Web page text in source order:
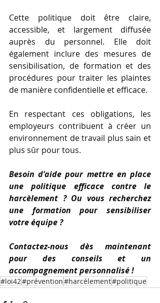
Cette politique doit être claire,
accessible, et largement diffusée
auprès du personnel. Elle doit
également inclure des mesures de
sensibilisation, de formation et des
procédures pour traiter les plaintes
de manière confidentielle et efficace.
En respectant ces obligations, les
employeurs contribuent à créer un
environnement de travail plus sain et
plus sûr pour tous.
Besoin d'aide pour mettre en place
une politique efficace contre le
harcèlement ? Ou vous recherchez
une formation pour sensibiliser
votre équipe ?
Contactez-nous dès maintenant
pour des conseils et un
accompagnement personnalisé !
#loi42#prévention#harcélement#politique